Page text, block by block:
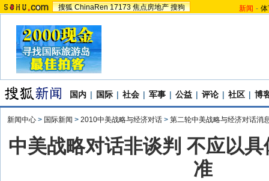
搜狐 ChinaRen 17173 焦点房地产 搜狗 新闻 -
国内 | 国际 | 社会 | 军事 | 公益 | 评论 | 社区 | 博
新闻中心 > 国际新闻 > 2010中美战略与经济对话 > 第二轮中美战略与经济对话消
中美战略对话非谈判 不应以
准